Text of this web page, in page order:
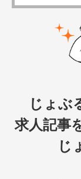
じょぶ
求人記事
じ